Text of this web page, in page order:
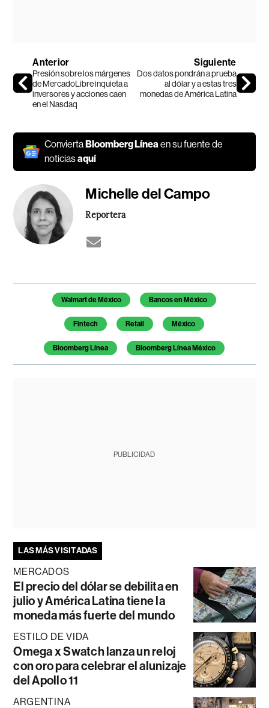
Anterior
Presión sobre los márgenes
de MercadoLibre inquieta a
inversores y acciones caen
en el Nasdaq
Siguiente
Dos datos pondrán a prueba
al dólar y a estas tres
monedas de América Latina
ConviertaBloomberg Líneaen su fuente de
noticiasaquí
Michelle del Campo
Reportera
Temas de este artículo
Walmart de México Bancos en México
Fintech Retail México
Bloomberg Línea Bloomberg Línea México
PUBLICIDAD
LAS MÁS VISITADAS
MERCADOS
El precio del dólar se debilita en
julio y América Latina tiene la
moneda más fuerte del mundo
ESTILO DE VIDA
Omega x Swatch lanza un reloj
con oro para celebrar el alunizaje
del Apollo 11
ARGENTINA